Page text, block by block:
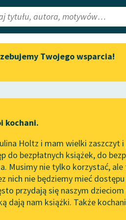
Lektury
redakcyjne
Aktualności
„Prokurator Alicja
literatury
Spotkanie z
w Oslo
102. lata temu
Conrad
Twojego wsparcia!
kochani.
Holtz i mam wielki zaszczyt
do bezpłatnych książek, do
Musimy nie tylko korzystać,
nich nie będziemy mieć
przydają się naszym
dają nam książki. Także
Kornel Makuszyński✖